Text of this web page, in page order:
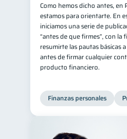
inversiones 1
Salud mental
Retiro 1 Doble
Gasto responsable
Como hemos dicho antes, en
estamos para orientarte. En
iniciamos una serie de
“antes de que firmes”, con la
resumirte las pautas básicas
antes de firmar cualquier
producto financiero.
Finanzas personales